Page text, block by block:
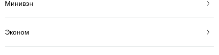
Минивэн
Эконом